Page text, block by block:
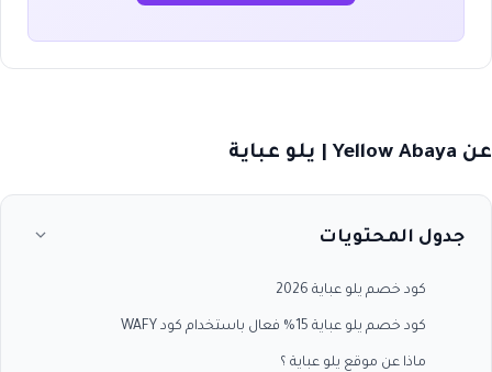
عن Yellow Abaya | يلو عباية
جدول المحتويات
كود خصم يلو عباية 2026
كود خصم يلو عباية 15% فعال باستخدام كود WAFY
ماذا عن موقع يلو عباية ؟